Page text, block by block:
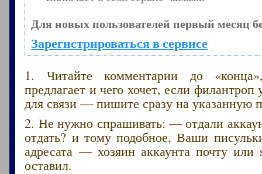
Для новых пользователей первый месяц
Зарегистрироваться в сервисе
1. Читайте комментарии до
предлагает и чего хочет, если филантроп
для связи — пишите сразу на указанную
2. Не нужно спрашивать: — отдали
отдать? и тому подобное, Ваши
адресата — хозяин аккаунта почту или
оставил.